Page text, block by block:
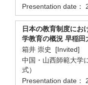
Presentation date：
日本の教育制度にお
学教育の概況 早稲田
箱井 崇史 [Invited]
中国・山西師範大学
式）
Presentation date：